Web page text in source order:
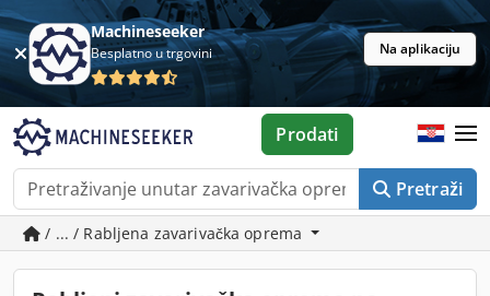
Machineseeker
Besplatno u trgovini Na aplikaciju
Pretraži
Prodati
/ ... / Rabljena zavarivačka oprema